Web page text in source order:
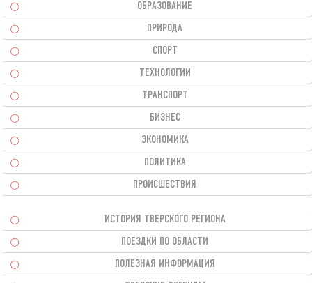
ОБРАЗОВАНИЕ
ПРИРОДА
СПОРТ
ТЕХНОЛОГИИ
ТРАНСПОРТ
БИЗНЕС
ЭКОНОМИКА
ПОЛИТИКА
ПРОИСШЕСТВИЯ
ИСТОРИЯ ТВЕРСКОГО РЕГИОНА
ПОЕЗДКИ ПО ОБЛАСТИ
ПОЛЕЗНАЯ ИНФОРМАЦИЯ